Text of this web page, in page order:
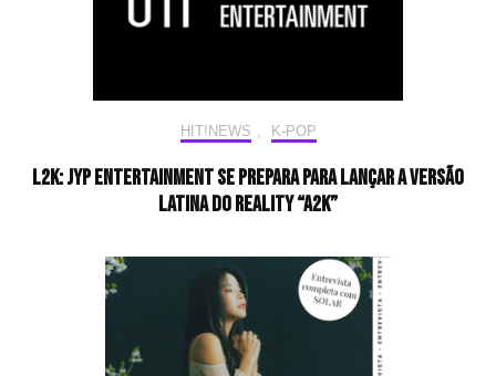
HIT!NEWS K-POP
L2K: JYP Entertainment se prepara para lançar a versão
latina do reality “A2K”